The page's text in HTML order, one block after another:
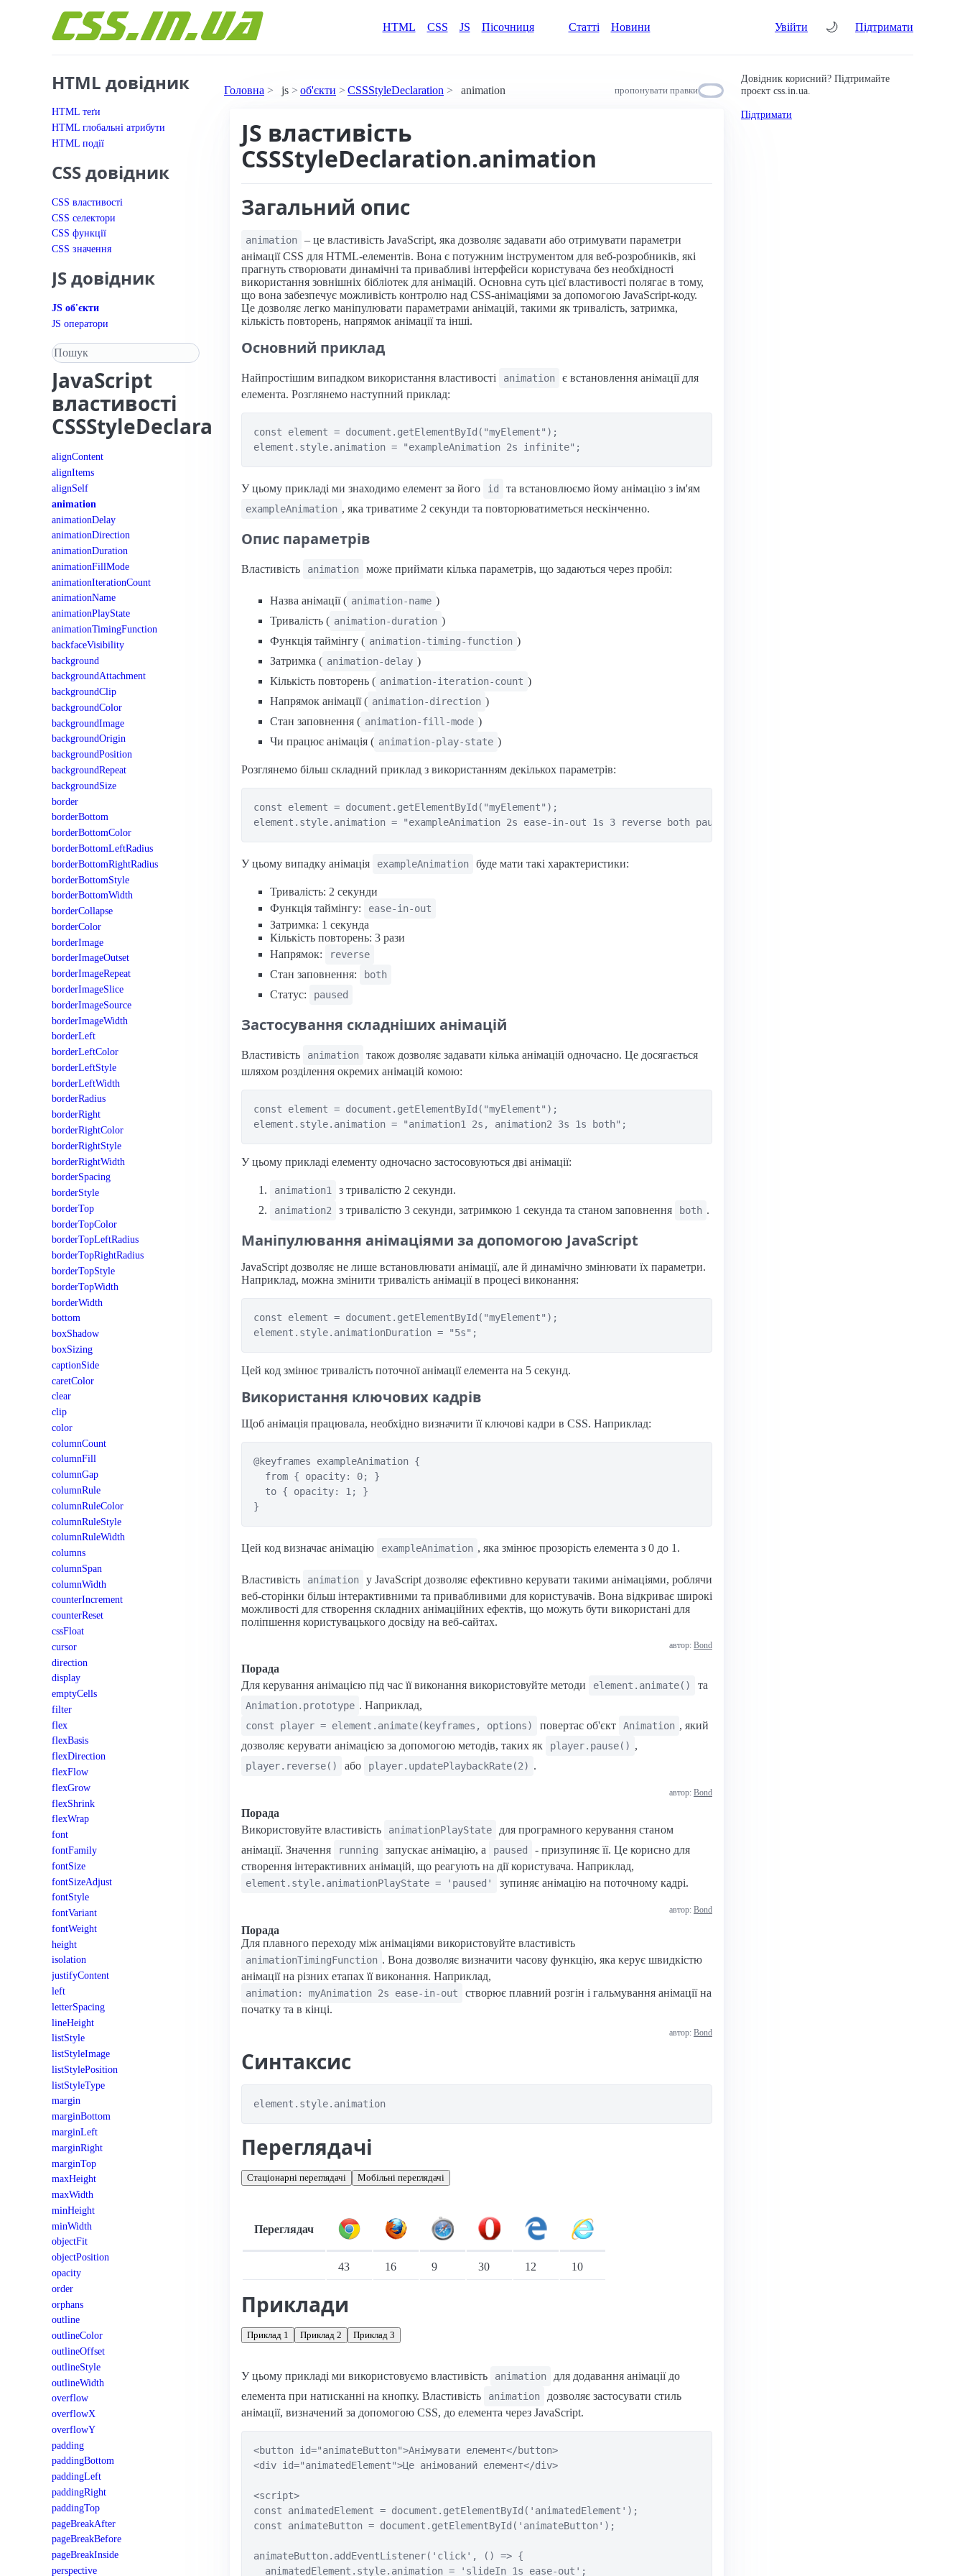
HTML
CSS JS Пісочниця Статті Новини Увійти 🌙 Підтримати
HTML довідник
HTML теґи
HTML глобальні атрибути
HTML події
CSS довідник
CSS властивості
CSS селектори
CSS функції
CSS значення
JS довідник
JS об'єкти
JS оператори
Пошук у довіднику
JavaScript
властивості
CSSStyleDeclaration
alignContent
alignItems
alignSelf
animation
animationDelay
animationDirection
animationDuration
animationFillMode
animationIterationCount
animationName
animationPlayState
animationTimingFunction
backfaceVisibility
background
backgroundAttachment
backgroundClip
backgroundColor
backgroundImage
backgroundOrigin
backgroundPosition
backgroundRepeat
backgroundSize
border
borderBottom
borderBottomColor
borderBottomLeftRadius
borderBottomRightRadius
borderBottomStyle
borderBottomWidth
borderCollapse
borderColor
borderImage
borderImageOutset
borderImageRepeat
borderImageSlice
borderImageSource
borderImageWidth
borderLeft
borderLeftColor
borderLeftStyle
borderLeftWidth
borderRadius
borderRight
borderRightColor
borderRightStyle
borderRightWidth
borderSpacing
borderStyle
borderTop
borderTopColor
borderTopLeftRadius
borderTopRightRadius
borderTopStyle
borderTopWidth
borderWidth
bottom
boxShadow
boxSizing
captionSide
caretColor
clear
clip
color
columnCount
columnFill
columnGap
columnRule
columnRuleColor
columnRuleStyle
columnRuleWidth
columns
columnSpan
columnWidth
counterIncrement
counterReset
cssFloat
cursor
direction
display
emptyCells
filter
flex
flexBasis
flexDirection
flexFlow
flexGrow
flexShrink
flexWrap
font
fontFamily
fontSize
fontSizeAdjust
fontStyle
fontVariant
fontWeight
height
isolation
justifyContent
left
letterSpacing
lineHeight
listStyle
listStyleImage
listStylePosition
listStyleType
margin
marginBottom
marginLeft
marginRight
marginTop
maxHeight
maxWidth
minHeight
minWidth
objectFit
objectPosition
opacity
order
orphans
outline
outlineColor
outlineOffset
outlineStyle
outlineWidth
overflow
overflowX
overflowY
padding
paddingBottom
paddingLeft
paddingRight
paddingTop
pageBreakAfter
pageBreakBefore
pageBreakInside
perspective
Головна js об'єкти CSSStyleDeclaration animation пропонувати правки
JS властивість
CSSStyleDeclaration.animation
Загальний опис
animation
– це властивість JavaScript, яка дозволяє задавати або отримувати параметри
анімації CSS для HTML-елементів. Вона є потужним інструментом для веб-розробників, які
прагнуть створювати динамічні та привабливі інтерфейси користувача без необхідності
використання зовнішніх бібліотек для анімацій. Основна суть цієї властивості полягає в тому,
що вона забезпечує можливість контролю над CSS-анімаціями за допомогою JavaScript-коду.
Це дозволяє легко маніпулювати параметрами анімацій, такими як тривалість, затримка,
кількість повторень, напрямок анімації та інші.
Основний приклад
Найпростішим випадком використання властивості animation
є встановлення анімації для
елемента. Розглянемо наступний приклад:
const element = document.getElementById("myElement");
У цьому прикладі ми знаходимо елемент за його id та встановлюємо йому анімацію з ім'ям
exampleAnimation , яка триватиме 2 секунди та повторюватиметься нескінченно.
Опис параметрів
Властивість animation може приймати кілька параметрів, що задаються через пробіл:
Назва анімації ( animation-name )
Тривалість ( animation-duration )
Функція таймінгу ( animation-timing-function )
Затримка ( animation-delay )
Кількість повторень ( animation-iteration-count )
Напрямок анімації ( animation-direction )
Стан заповнення ( animation-fill-mode )
Чи працює анімація ( animation-play-state )
Розглянемо більш складний приклад з використанням декількох параметрів:
const element = document.getElementById("myElement");
У цьому випадку анімація exampleAnimation буде мати такі характеристики:
Тривалість: 2 секунди
Функція таймінгу:
ease-in-out
Затримка: 1 секунда
Кількість повторень: 3 рази
Напрямок:
reverse
Стан заповнення: both
Статус: paused
Застосування складніших анімацій
Властивість animation
також дозволяє задавати кілька анімацій одночасно. Це досягається
шляхом розділення окремих анімацій комою:
const element = document.getElementById("myElement");
У цьому прикладі елементу одночасно застосовуються дві анімації:
animation1 з тривалістю 2 секунди.
animation2 з тривалістю 3 секунди, затримкою 1 секунда та станом заповнення both .
Маніпулювання анімаціями за допомогою JavaScript
JavaScript дозволяє не лише встановлювати анімації, але й динамічно змінювати їх параметри.
Наприклад, можна змінити тривалість анімації в процесі виконання:
const element = document.getElementById("myElement");
Цей код змінює тривалість поточної анімації елемента на 5 секунд.
Використання ключових кадрів
Щоб анімація працювала, необхідно визначити її ключові кадри в CSS. Наприклад:
@keyframes exampleAnimation {
  from { opacity: 0; }
  to { opacity: 1; }
Цей код визначає анімацію exampleAnimation , яка змінює прозорість елемента з 0 до 1.
Властивість animation
у JavaScript дозволяє ефективно керувати такими анімаціями, роблячи
веб-сторінки більш інтерактивними та привабливими для користувачів. Вона відкриває широкі
можливості для створення складних анімаційних ефектів, що можуть бути використані для
поліпшення користувацького досвіду на веб-сайтах.
автор: Bond
Порада
Для керування анімацією під час її виконання використовуйте методи
element.animate() та
Animation.prototype . Наприклад,
const player = element.animate(keyframes, options) повертає об'єкт Animation , який
дозволяє керувати анімацією за допомогою методів, таких як
player.pause() ,
player.reverse() або player.updatePlaybackRate(2) .
автор: Bond
Порада
Використовуйте властивість
animationPlayState
для програмного керування станом
анімації. Значення
running запускає анімацію, а paused
- призупиняє її. Це корисно для
створення інтерактивних анімацій, що реагують на дії користувача. Наприклад,
element.style.animationPlayState = 'paused' зупиняє анімацію на поточному кадрі.
автор: Bond
Порада
Для плавного переходу між анімаціями використовуйте властивість
animationTimingFunction . Вона дозволяє визначити часову функцію, яка керує швидкістю
анімації на різних етапах її виконання. Наприклад,
animation: myAnimation 2s ease-in-out
створює плавний розгін і гальмування анімації на
початку та в кінці.
автор: Bond
Синтаксис
element.style.animation
Переглядачі
Стаціонарні переглядачі Мобільні переглядачі
Переглядач
43 16 9 30 12 10
Приклади
Приклад 1 Приклад 2 Приклад 3
У цьому прикладі ми використовуємо властивість animation
для додавання анімації до
елемента при натисканні на кнопку. Властивість
animation
дозволяє застосувати стиль
анімації, визначений за допомогою CSS, до елемента через JavaScript.
<button id="animateButton">Анімувати елемент</button>
<div id="animatedElement">Це анімований елемент</div>
<script>
const animatedElement = document.getElementById('animatedElement');
const animateButton = document.getElementById('animateButton');
animateButton.addEventListener('click', () => {
  animatedElement.style.animation = 'slideIn 1s ease-out';
Довідник корисний? Підтримайте
проєкт css.in.ua.
Підтримати